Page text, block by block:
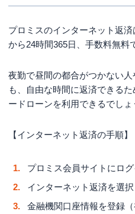
プロミスのインターネット返
から24時間365日、手数料無料
夜勤で昼間の都合がつかない
も、自由な時間に返済できる
ードローンを利用できるでしょ
【インターネット返済の手順】
プロミス会員サイトにロ
インターネット返済を選択
金融機関口座情報を登録（